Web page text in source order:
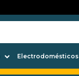
Electrodomésticos